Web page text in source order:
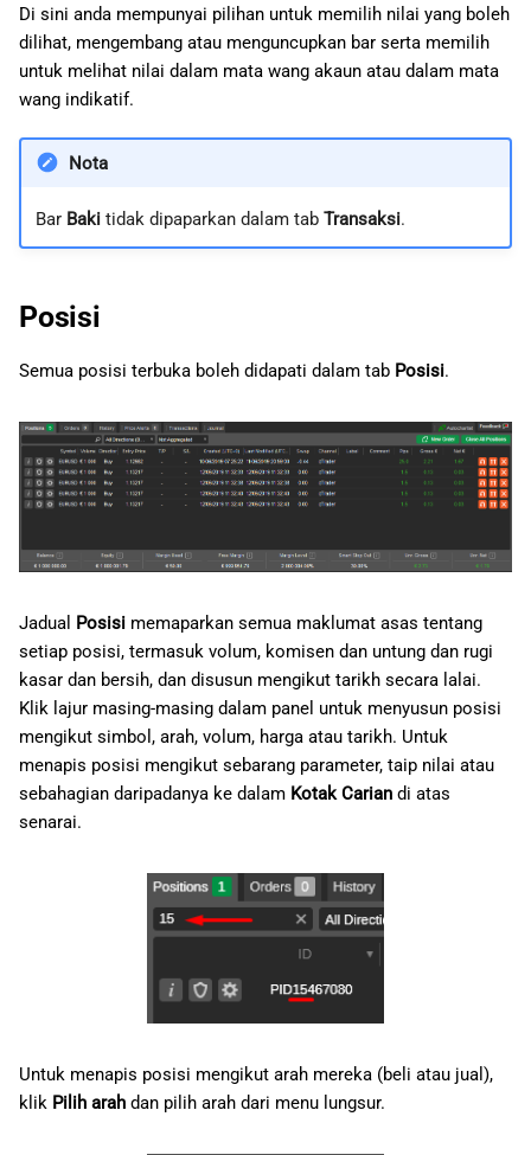
Di sini anda mempunyai pilihan untuk memilih nilai yang boleh
dilihat, mengembang atau menguncupkan bar serta memilih
untuk melihat nilai dalam mata wang akaun atau dalam mata
wang indikatif.
Nota
Bar Bakitidak dipaparkan dalam tab Transaksi.
Posisi
Semua posisi terbuka boleh didapati dalam tab Posisi.
Jadual Posisi memaparkan semua maklumat asas tentang
setiap posisi, termasuk volum, komisen dan untung dan rugi
kasar dan bersih, dan disusun mengikut tarikh secara lalai.
Klik lajur masing-masing dalam panel untuk menyusun posisi
mengikut simbol, arah, volum, harga atau tarikh. Untuk
menapis posisi mengikut sebarang parameter, taip nilai atau
sebahagian daripadanya ke dalam Kotak Carian di atas
senarai.
Untuk menapis posisi mengikut arah mereka (beli atau jual),
klik Pilih arah dan pilih arah dari menu lungsur.